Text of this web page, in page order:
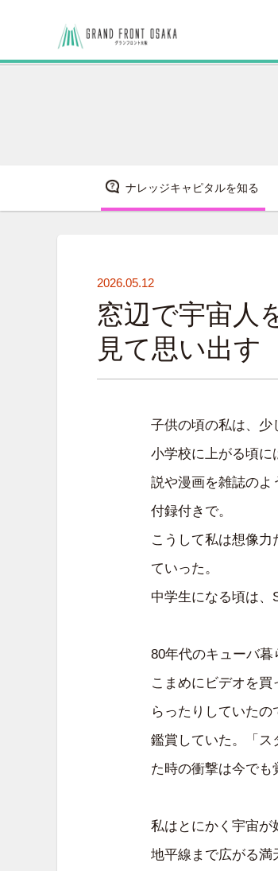
ナレッジキャピタルを知る
2026.05.12
窓辺で宇宙人
見て思い出す
子供の頃の私は、少
小学校に上がる頃に
説や漫画を雑誌のよ
付録付きで。
こうして私は想像
ていった。
中学生になる頃は、
80年代のキューバ
こまめにビデオを
らったりしていた
鑑賞していた。「ス
た時の衝撃は今でも
私はとにかく宇宙が
地平線まで広がる満